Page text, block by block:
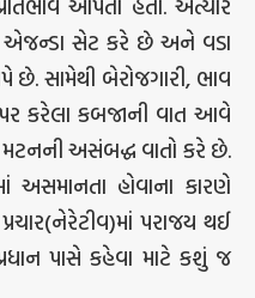
એજન્ડા સેટ કરે છે અને વડા
છે. સામેથી બેરોજગારી, ભાવ
કરેલા કબજાની વાત આવે
મટનની અસંબદ્ધ વાતો કરે છે.
અસમાનતા હોવાના કારણે
પરાજય થઈ
પાસે કહેવા માટે કશું જ